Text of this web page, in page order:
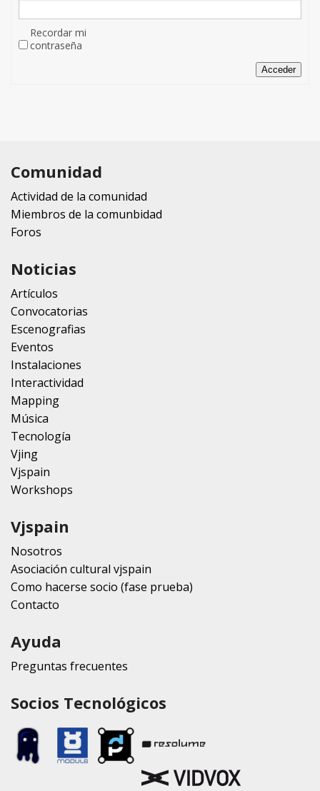
Recordar mi
contraseña
Acceder
Comunidad
Actividad de la comunidad
Miembros de la comunbidad
Foros
Noticias
Artículos
Convocatorias
Escenografias
Eventos
Instalaciones
Interactividad
Mapping
Música
Tecnología
Vjing
Vjspain
Workshops
Vjspain
Nosotros
Asociación cultural vjspain
Como hacerse socio (fase prueba)
Contacto
Ayuda
Preguntas frecuentes
Socios Tecnológicos